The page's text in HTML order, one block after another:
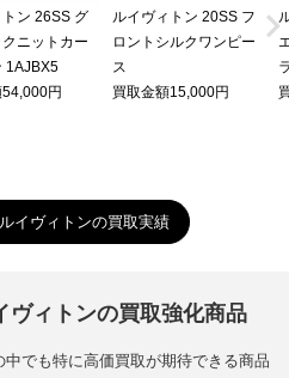
ン 26SS グ
ニットカー
1AJBX5
円
ルイヴィトン 20SS フ
ロントシルクワンピー
ス
買取金額15,000円

イヴィトンの買取実績
ヴィトンの買取強化商品
でも特に高価買取が期待できる商品